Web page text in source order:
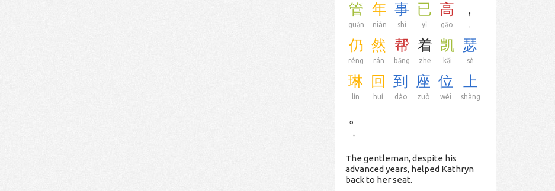
管
guǎn
年
nián
事
shì
已
yǐ
高
gāo
，
，
仍
réng
然
rán
帮
bāng
着
zhe
凯
kǎi
瑟
sè
琳
lín
回
huí
到
dào
座
zuò
位
wèi
上
shàng
。
The gentleman, despite his
advanced years, helped Kathryn
back to her seat.